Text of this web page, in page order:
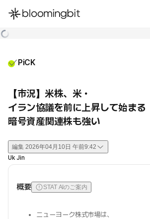
한국어
PiCK
【市況】米株、米・
イラン協議を前に上昇して始まる
暗号資産関連株も強い
編集 2026年04月10日 午前9:42
Uk Jin
概要 STAT AIのご案内
ニューヨーク株式市場は、